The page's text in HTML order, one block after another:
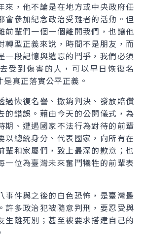
來，他不論是在地方或中央政府任
會參加紀念政治受難者的活動。但
前輩們一個一個離開我們，也讓他
轉型正義來說，時間不是朋友，而
一段記憶與遺忘的鬥爭，我們必須
受到傷害的人，可以早日恢復名
真正落實公平正義。
過恢復名譽、撤銷判決、發放賠償
的錯誤。藉由今天的公開儀式，為
期、遭遇國家不法行為對待的前輩
以總統身分、代表國家，向所有在
輩和家屬們，致上最深的歉意；也
一位為臺灣未來奮鬥犧牲的前輩表
事件與之後的白色恐怖，是臺灣最
許多政治犯被隨意判刑，要忍受與
生離死別；甚至被要求搭建自己的